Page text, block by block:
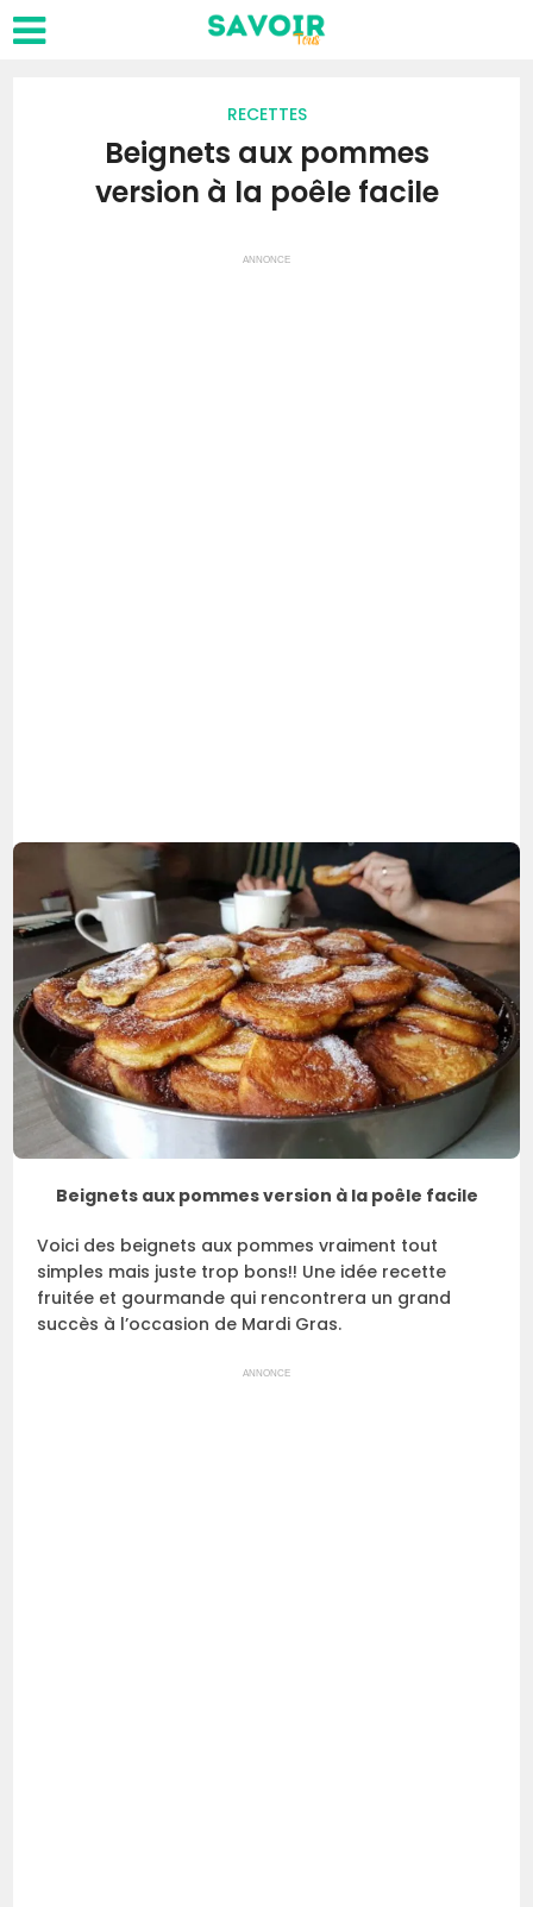
RECETTES
Beignets aux pommes
version à la poêle facile
ANNONCE
Beignets aux pommes version à la poêle facile
Voici des beignets aux pommes vraiment tout
simples mais juste trop bons!! Une idée recette
fruitée et gourmande qui rencontrera un grand
succès à l’occasion de Mardi Gras.
ANNONCE